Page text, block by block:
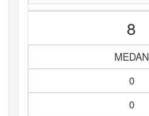
8
MEDAN
0
0